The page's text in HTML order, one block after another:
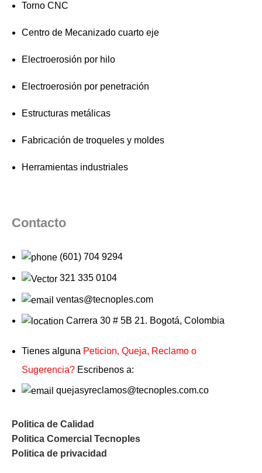
Torno CNC
Centro de Mecanizado cuarto eje
Electroerosión por hilo
Electroerosión por penetración
Estructuras metálicas
Fabricación de troqueles y moldes
Herramientas industriales
Contacto
(601) 704 9294
321 335 0104
ventas@tecnoples.com
Carrera 30 # 5B 21. Bogotá, Colombia
Tienes alguna Peticion, Queja, Reclamo o
Sugerencia? Escribenos a:
quejasyreclamos@tecnoples.com.co
Politica de Calidad
Politica Comercial Tecnoples
Politica de privacidad